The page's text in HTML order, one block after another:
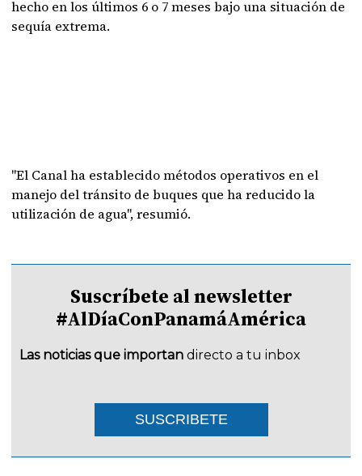
hecho en los últimos 6 o 7 meses bajo una situación de
sequía extrema.
"El Canal ha establecido métodos operativos en el
manejo del tránsito de buques que ha reducido la
utilización de agua", resumió.
Suscríbete al newsletter
#AlDíaConPanamáAmérica
Las noticias que importan directo a tu inbox
SUSCRIBETE